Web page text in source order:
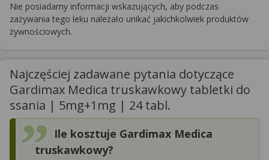
Nie posiadamy informacji wskazujących, aby podczas
zażywania tego leku należało unikać jakichkolwiek produktów
żywnościowych.
Najczęściej zadawane pytania dotyczące
Gardimax Medica truskawkowy tabletki do
ssania | 5mg+1mg | 24 tabl.
Ile kosztuje Gardimax Medica
truskawkowy?